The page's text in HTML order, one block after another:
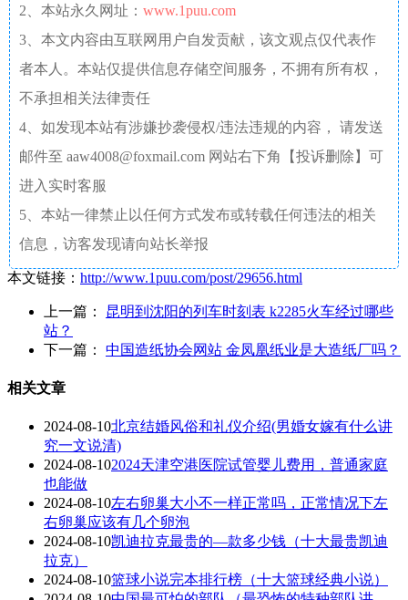
2、本站永久网址： www.1puu.com
3、本文内容由互联网用户自发贡献，该文观点仅代表作
者本人。本站仅提供信息存储空间服务，不拥有所有权，
不承担相关法律责任
4、如发现本站有涉嫌抄袭侵权/违法违规的内容， 请发送
邮件至 aaw4008@foxmail.com 网站右下角【投诉删除】可
进入实时客服
5、本站一律禁止以任何方式发布或转载任何违法的相关
信息，访客发现请向站长举报
本文链接： http://www.1puu.com/post/29656.html
上一篇： 昆明到沈阳的列车时刻表 k2285火车经过哪些
站？
下一篇： 中国造纸协会网站 金凤凰纸业是大造纸厂吗？
相关文章
2024-08-10北京结婚风俗和礼仪介绍(男婚女嫁有什么讲
究一文说清)
2024-08-102024天津空港医院试管婴儿费用，普通家庭
也能做
2024-08-10左右卵巢大小不一样正常吗，正常情况下左
右卵巢应该有几个卵泡
2024-08-10凯迪拉克最贵的—款多少钱（十大最贵凯迪
拉克）
2024-08-10篮球小说完本排行榜（十大篮球经典小说）